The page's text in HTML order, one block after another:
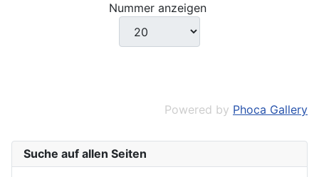
Nummer anzeigen
Powered by Phoca Gallery
Suche auf allen Seiten